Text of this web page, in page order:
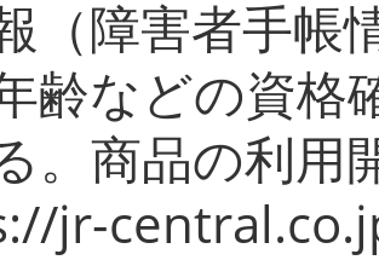
（障害者手帳
齢などの資格
。商品の利用
jr-